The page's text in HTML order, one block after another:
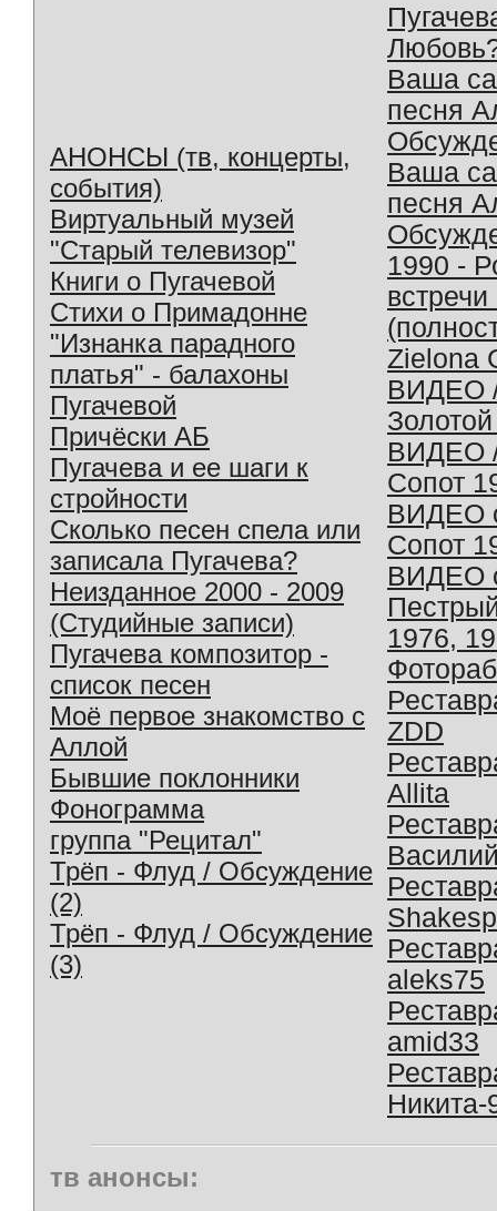
АНОНСЫ (тв, концерты,
события)
Виртуальный музей
"Старый телевизор"
Книги о Пугачевой
Стихи о Примадонне
"Изнанка парадного
платья" - балахоны
Пугачевой
Причёски АБ
Пугачева и ее шаги к
стройности
Сколько песен спела или
записала Пугачева?
Неизданное 2000 - 2009
(Студийные записи)
Пугачева композитор -
список песен
Моё первое знакомство с
Аллой
Бывшие поклонники
Фонограмма
группа "Рецитал"
Трёп - Флуд / Обсуждение
(2)
Трёп - Флуд / Обсуждение
(3)
Ваша
песня
Ваша
песня
1990 -
Zielona
ВИДЕО
ВИДЕО
Сопот
ВИДЕО
Сопот
ВИДЕО
1976,
ZDD
Allita
aleks75
amid33
Никита-
тв анонсы: